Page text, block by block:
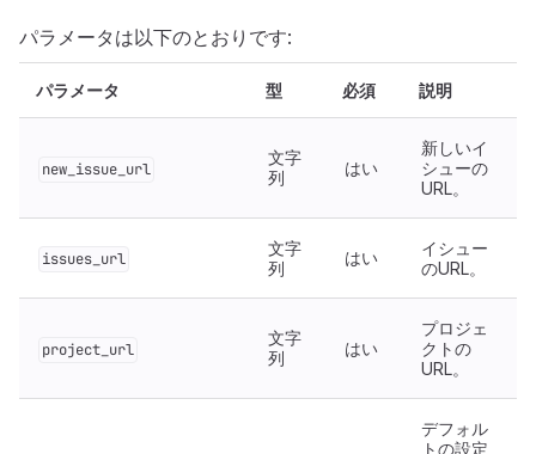
パラメータは以下のとおりです:
パラメータ 型 必須 説明
new_issue_url
文字
列
はい
新しいイ
シューの
URL。
issues_url
文字
列
はい
イシュー
のURL。
project_url
文字
列
はい
プロジェ
クトの
URL。
デフォル
トの設定